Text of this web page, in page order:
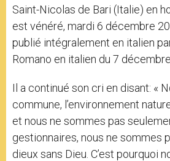
Saint-Nicolas de Bari (Italie) en
est vénéré, mardi 6 décembre
publié intégralement en italien
Romano en italien du 7 décembre.
Il a continué son cri en disant: «
commune, l’environnement
et nous ne sommes pas
gestionnaires, nous ne sommes
dieux sans Dieu. C’est pourquoi